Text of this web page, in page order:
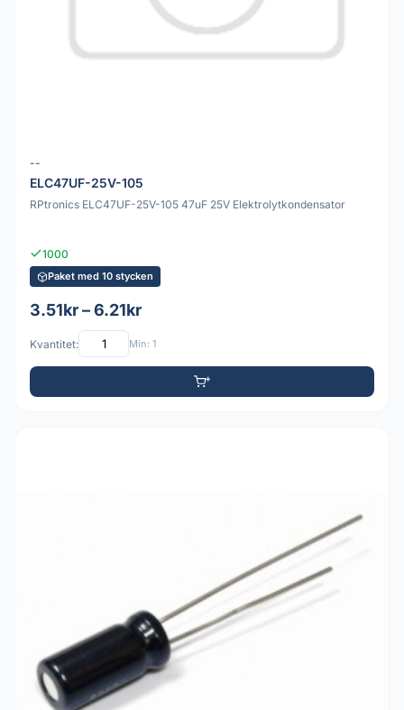
--
ELC47UF-25V-105
RPtronics ELC47UF-25V-105 47uF 25V Elektrolytkondensator
1000
Paket med 10 stycken
3.51kr – 6.21kr
Kvantitet: Min: 1